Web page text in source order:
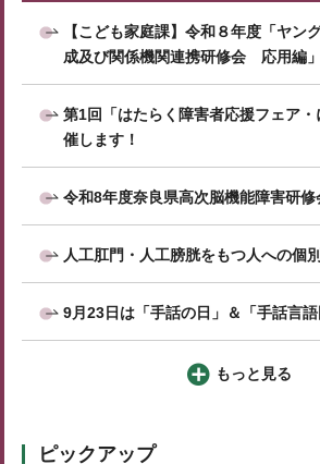
【こども家庭課】令和８年度「ヤン
成及び関係機関連携研修会 応用編
第1回「はたらく障害者応援フェア・
催します！
令和8年度奈良県高次脳機能障害研
人工肛門・人工膀胱をもつ人への個
9月23日は「手話の日」＆「手話言語
もっと見る
ピックアップ